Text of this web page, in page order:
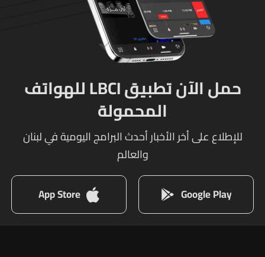
حمل الآن تطبيق LBCI للهواتف
المحمولة
للإطلاع على أخر الأخبار أحدث البرامج اليومية في لبنان
والعالم
Google Play
App Store